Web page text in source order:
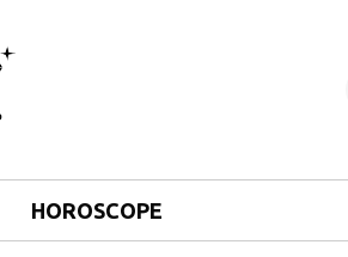
HOROSCOPE